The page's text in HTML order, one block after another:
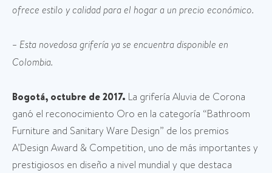
ofrece estilo y calidad para el hogar a un precio económico.
– Esta novedosa grifería ya se encuentra disponible en
Colombia.
Bogotá, octubre de 2017. La grifería Aluvia de Corona
ganó el reconocimiento Oro en la categoría “Bathroom
Furniture and Sanitary Ware Design” de los premios
A’Design Award & Competition, uno de más importantes y
prestigiosos en diseño a nivel mundial y que destaca